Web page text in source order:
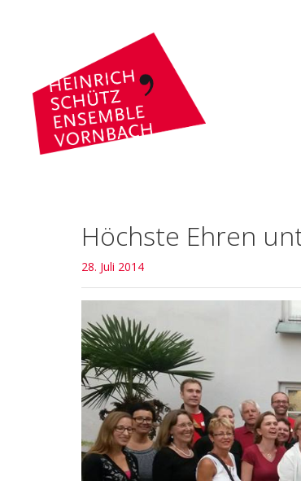
Höchste Ehren
28. Juli 2014